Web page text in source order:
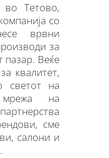
Тетово,
со
врвни
за
пазар. Веќе
квалитет,
светот на
на
сме
салони и